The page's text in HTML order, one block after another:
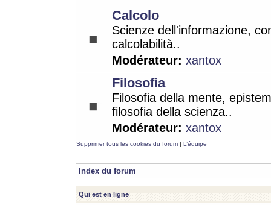
Calcolo
Scienze dell'informazione,
calcolabilità..
Modérateur: xantox
Filosofia
Filosofia della mente,
filosofia della scienza..
Modérateur: xantox
Supprimer tous les cookies du forum | L’équipe
Index du forum
Qui est en ligne